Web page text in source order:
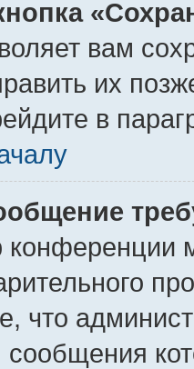
вам
их
в
конференции
что
сообщения